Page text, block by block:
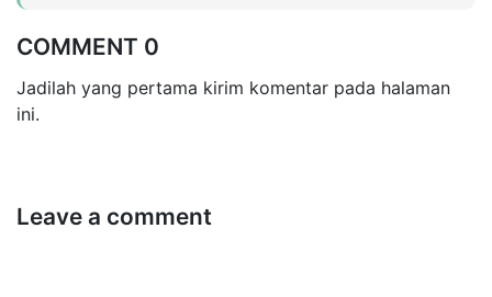
COMMENT 0
Jadilah yang pertama kirim komentar pada halaman
ini.
Leave a comment